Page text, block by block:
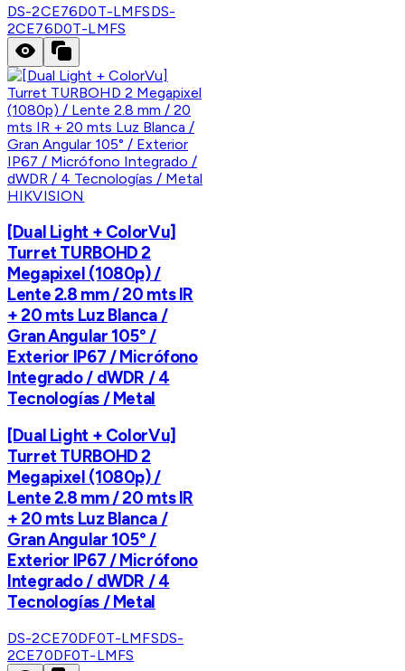
DS-2CE76D0T-LMFSDS-
2CE76D0T-LMFS
HIKVISION
[Dual Light + ColorVu]
Turret TURBOHD 2
Megapixel (1080p) /
Lente 2.8 mm / 20 mts IR
+ 20 mts Luz Blanca /
Gran Angular 105° /
Exterior IP67 / Micrófono
Integrado / dWDR / 4
Tecnologías / Metal
[Dual Light + ColorVu]
Turret TURBOHD 2
Megapixel (1080p) /
Lente 2.8 mm / 20 mts IR
+ 20 mts Luz Blanca /
Gran Angular 105° /
Exterior IP67 / Micrófono
Integrado / dWDR / 4
Tecnologías / Metal
DS-2CE70DF0T-LMFSDS-
2CE70DF0T-LMFS